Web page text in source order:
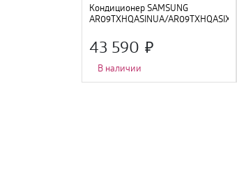
Кондиционер SAMSUNG
AR09TXHQASINUA/AR09TXHQASIXUA
43 590
В наличии